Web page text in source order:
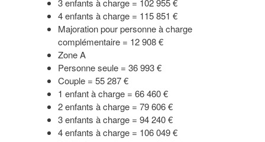
3 enfants à charge = 102 955 €
4 enfants à charge = 115 851 €
Majoration pour personne à charge
complémentaire = 12 908 €
Zone A
Personne seule = 36 993 €
Couple = 55 287 €
1 enfant à charge = 66 460 €
2 enfants à charge = 79 606 €
3 enfants à charge = 94 240 €
4 enfants à charge = 106 049 €